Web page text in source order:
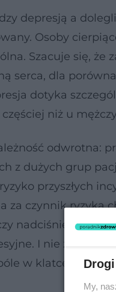
depresją a
Osoby
Szacuje się, że
serca, dla
dotyka
niż u
odwrotna:
z dużych grup
przyszłych
za czynnik ryzyka
nadciśnienie. Nic
I nie zdziw
w klatce
My,